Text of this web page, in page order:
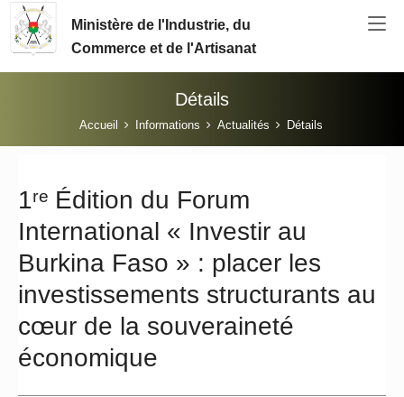
Aller au contenu principal
Ministère de l'Industrie, du
Commerce et de l'Artisanat
Détails
Vous êtes ici:Accueil Informations Actualités Détails
1ʳᵉ Édition du Forum
International « Investir au
Burkina Faso » : placer les
investissements structurants au
cœur de la souveraineté
économique